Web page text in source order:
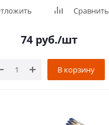
Сравнить
74руб./шт
В корзину